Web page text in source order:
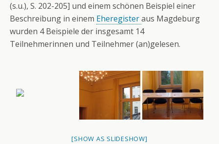
(s.u.), S. 202-205] und einem schönen Beispiel einer
Beschreibung in einem Eheregisteraus Magdeburg
wurden 4 Beispiele der insgesamt 14
Teilnehmerinnen und Teilnehmer (an)gelesen.
[SHOW AS SLIDESHOW]